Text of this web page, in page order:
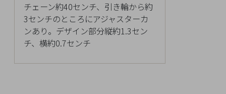
チェーン約40センチ、引き輪から約
3センチのところにアジャスターカ
ンあり。デザイン部分縦約1.3セン
チ、横約0.7センチ